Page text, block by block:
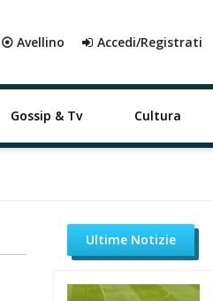
⦿ Avellino Accedi/Registrati
Gossip & Tv Cultura
Ultime Notizie